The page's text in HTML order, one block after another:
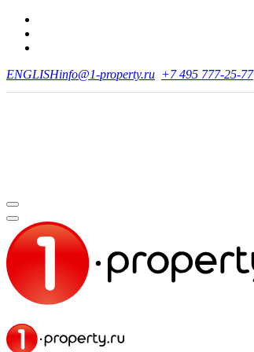
ENGLISHinfo@1-property.ru +7 495 777-25-77